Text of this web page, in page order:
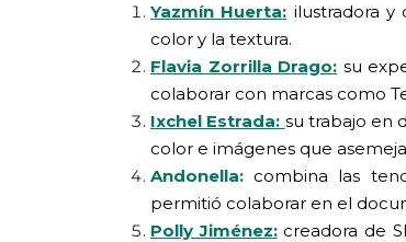
Yazmín Huerta: ilustradora y
color y la textura.
Flavia Zorrilla Drago: su
colaborar con marcas como
Ixchel Estrada: su trabajo en
color e imágenes que
Andonella: combina las
permitió colaborar en el
Polly Jiménez: creadora de